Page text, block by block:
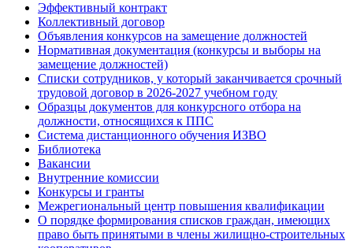
Эффективный контракт
Коллективный договор
Объявления конкурсов на замещение должностей
Нормативная документация (конкурсы и выборы на
замещение должностей)
Списки сотрудников, у который заканчивается срочный
трудовой договор в 2026-2027 учебном году
Образцы документов для конкурсного отбора на
должности, относящихся к ППС
Система дистанционного обучения ИЗВО
Библиотека
Вакансии
Внутренние комиссии
Конкурсы и гранты
Межрегиональный центр повышения квалификации
О порядке формирования списков граждан, имеющих
право быть принятыми в члены жилищно-строительных